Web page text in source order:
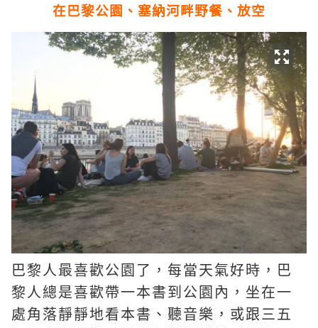
在巴黎公園、塞納河畔野餐、放空
巴黎人最喜歡公園了，每當天氣好時，巴
黎人總是喜歡帶一本書到公園內，坐在一
處角落靜靜地看本書、聽音樂，或跟三五